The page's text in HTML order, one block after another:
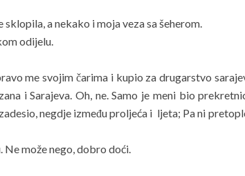
a nekako i moja veza sa šeherom.
odijelu.
me svojim čarima i kupio za drugarstvo
i Sarajeva. Oh, ne. Samo je meni bio
negdje između proljeća i ljeta; Pa ni
Ne može nego, dobro doći.